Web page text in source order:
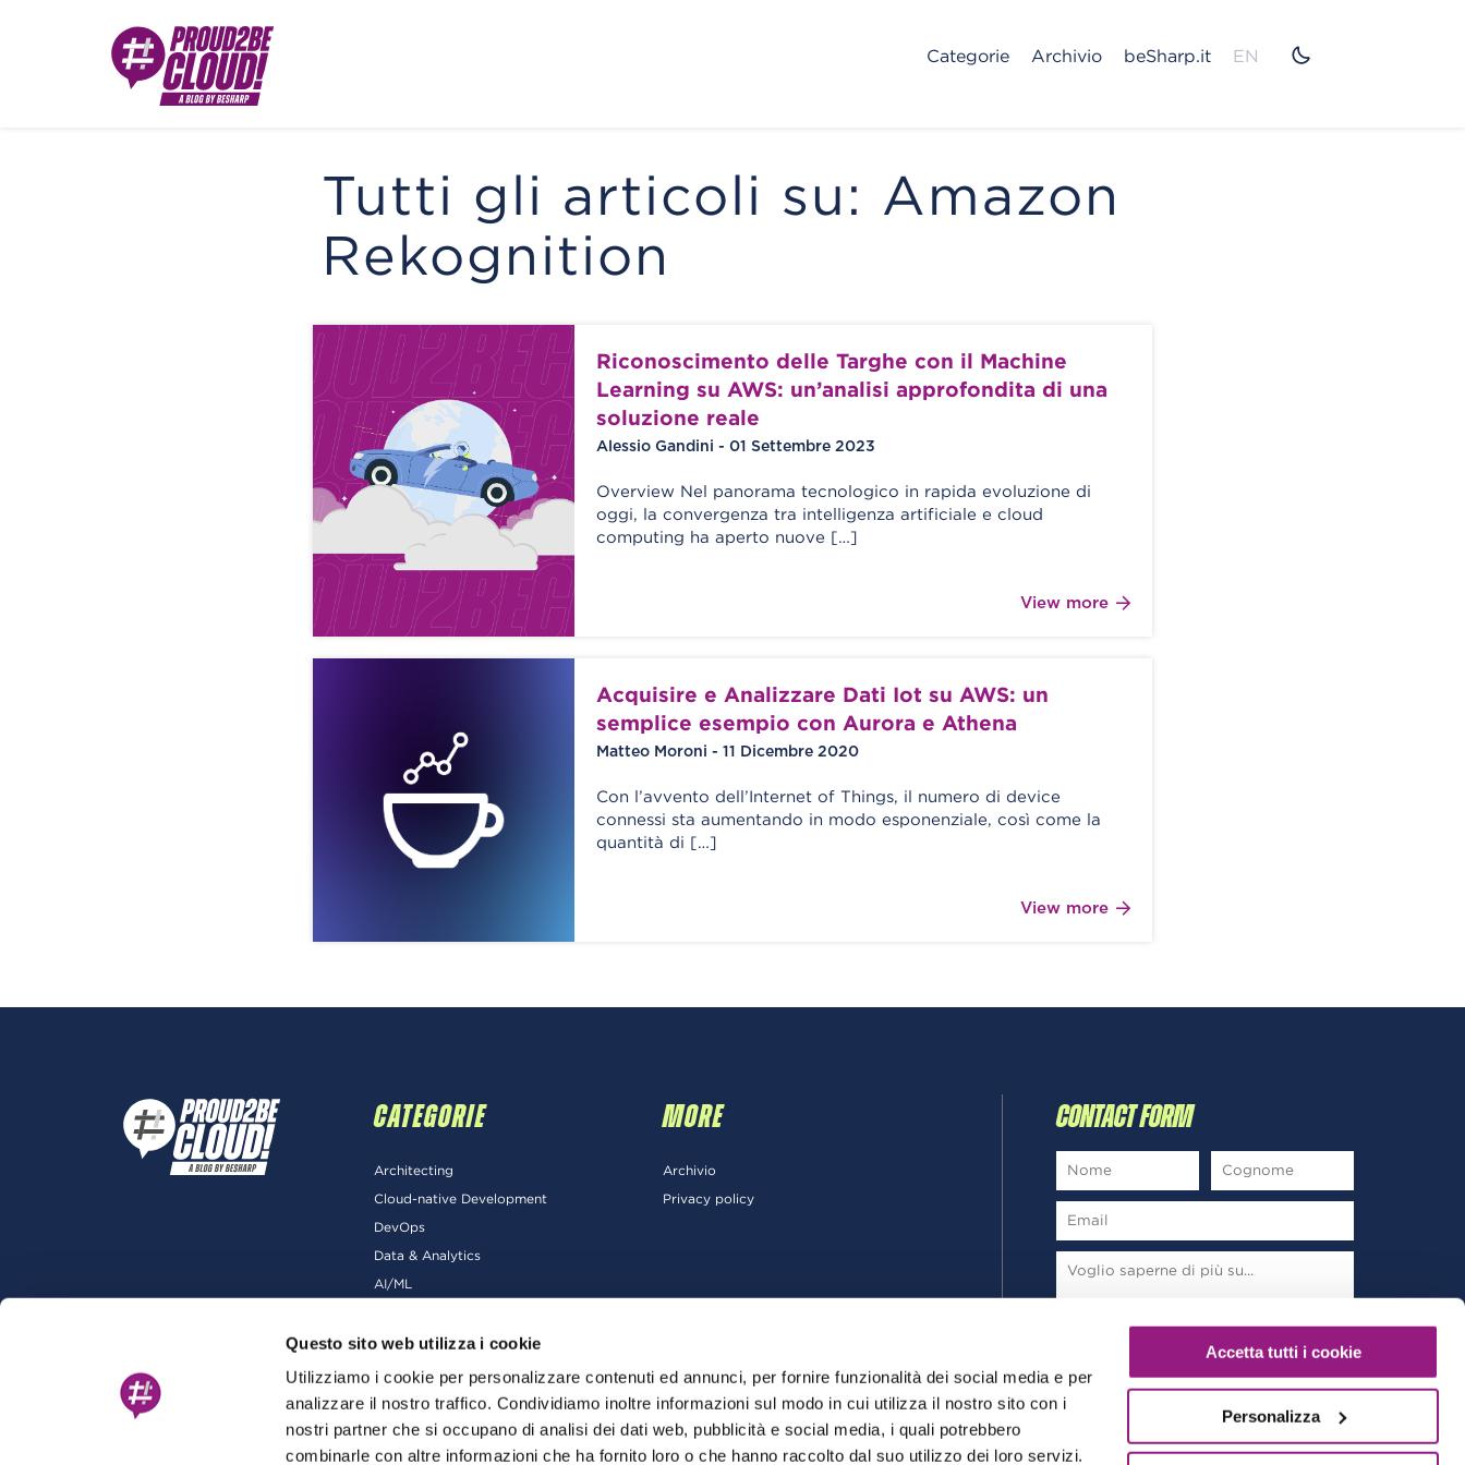
Questo sito web utilizza i cookie
Utilizziamo i cookie per personalizzare contenuti ed annunci, per fornire funzionalità dei social media e per
analizzare il nostro traffico. Condividiamo inoltre informazioni sul modo in cui utilizza il nostro sito con i
nostri partner che si occupano di analisi dei dati web, pubblicità e social media, i quali potrebbero
combinarle con altre informazioni che ha fornito loro o che hanno raccolto dal suo utilizzo dei loro servizi.
Accetta tutti i cookie
Personalizza
Categorie Archivio beSharp.it EN
Tutti gli articoli su: Amazon
Rekognition
Riconoscimento delle Targhe con il Machine
Learning su AWS: un’analisi approfondita di una
soluzione reale
Alessio Gandini - 01 Settembre 2023
Overview Nel panorama tecnologico in rapida evoluzione di
oggi, la convergenza tra intelligenza artificiale e cloud
computing ha aperto nuove […]
View more
Acquisire e Analizzare Dati Iot su AWS: un
semplice esempio con Aurora e Athena
Matteo Moroni - 11 Dicembre 2020
Con l’avvento dell’Internet of Things, il numero di device
connessi sta aumentando in modo esponenziale, così come la
quantità di […]
View more
CATEGORIE
Architecting
Cloud-native Development
DevOps
Data & Analytics
AI/ML
MORE
Archivio
Privacy policy
CONTACT FORM